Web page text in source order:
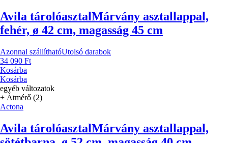
Avila tárolóasztalMárvány asztallappal,
fehér, ø 42 cm, magasság 45 cm
Azonnal szállíthatóUtolsó darabok
34 090 Ft
Kosárba
Kosárba
egyéb változatok
+ Átmérő (2)
Actona
Avila tárolóasztalMárvány asztallappal,